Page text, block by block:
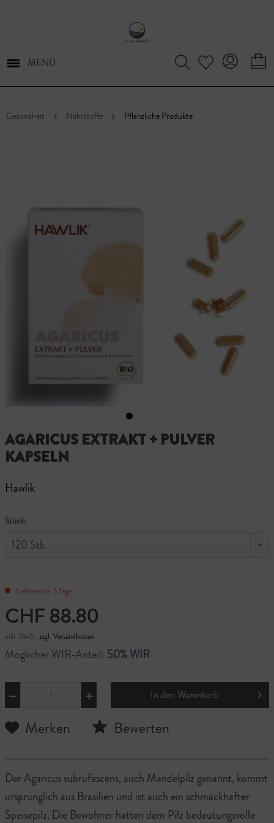
MENÜ
Gesundheit Nährstoffe Pflanzliche Produkte
AGARICUS EXTRAKT + PULVER
KAPSELN
Hawlik
Stück:
Lieferzeit ca. 5 Tage
CHF 88.80
inkl. MwSt. zzgl. Versandkosten
Möglicher WIR-Anteil: 50% WIR
In den Warenkorb
Merken Bewerten
Der Agaricus subrufescens, auch Mandelpilz genannt, kommt
ursprünglich aus Brasilien und ist auch ein schmackhafter
Speisepilz. Die Bewohner hatten dem Pilz bedeutungsvolle